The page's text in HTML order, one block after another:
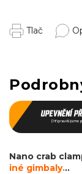
Tlač
Nano crab
iné gimbaly...